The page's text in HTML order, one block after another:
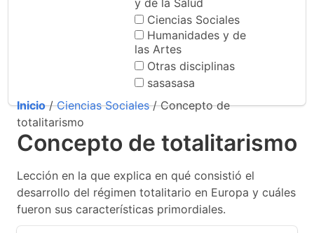
y de la Salud
Ciencias Sociales
Humanidades y de
las Artes
Otras disciplinas
sasasasa
Inicio/Ciencias Sociales/ Concepto de
totalitarismo
Concepto de totalitarismo
Lección en la que explica en qué consistió el
desarrollo del régimen totalitario en Europa y cuáles
fueron sus características primordiales.